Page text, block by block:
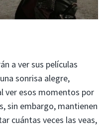
a ver sus películas
sonrisa alegre,
ver esos momentos por
sin embargo, mantienen
cuántas veces las veas,